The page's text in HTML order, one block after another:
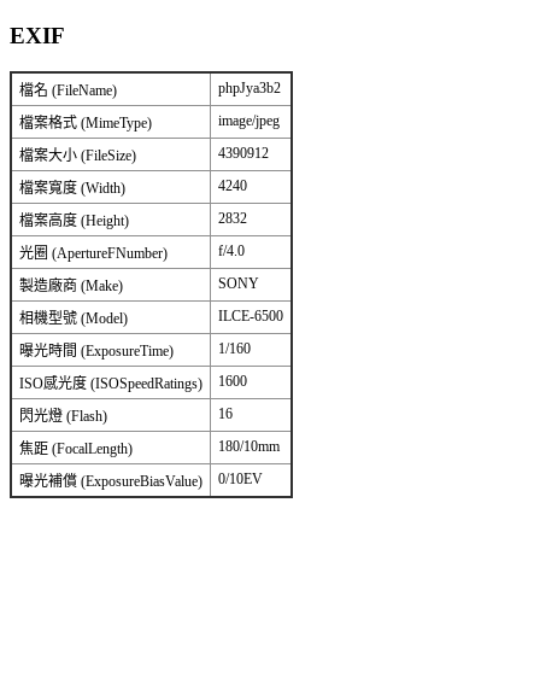
EXIF
檔名 (FileName) phpJya3b2
檔案格式 (MimeType) image/jpeg
檔案大小 (FileSize) 4390912
檔案寬度 (Width) 4240
檔案高度 (Height) 2832
光圈 (ApertureFNumber) f/4.0
製造廠商 (Make) SONY
相機型號 (Model) ILCE-6500
曝光時間 (ExposureTime) 1/160
ISO感光度 (ISOSpeedRatings) 1600
閃光燈 (Flash) 16
焦距 (FocalLength) 180/10mm
曝光補償 (ExposureBiasValue) 0/10EV